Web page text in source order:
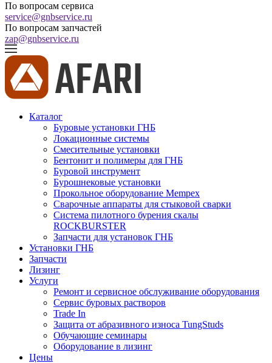
По вопросам сервиса
service@gnbservice.ru
По вопросам запчастей
zap@gnbservice.ru
Каталог
Буровые установки ГНБ
Локационные системы
Смесительные установки
Бентонит и полимеры для ГНБ
Буровой инструмент
Бурошнековые установки
Прокольное оборудование Mempex
Сварочные аппараты для стыковой сварки
Система пилотного бурения скалы
ROCKBURSTER
Запчасти для установок ГНБ
Установки ГНБ
Запчасти
Лизинг
Услуги
Ремонт и сервисное обслуживание оборудования
Сервис буровых растворов
Trade In
Защита от абразивного износа TungStuds
Обучающие семинары
Оборудование в лизинг
Цены